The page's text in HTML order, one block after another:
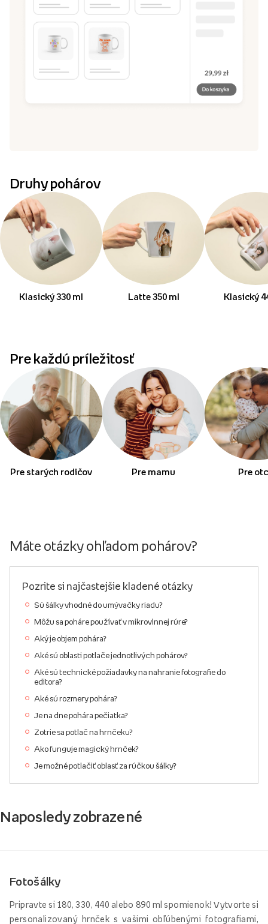
Druhy pohárov
Klasický 330 ml Latte 350 ml Klasický
Pre každú príležitosť
Pre starých rodičov Pre mamu Pre
Máte otázky ohľadom pohárov?
Pozrite si najčastejšie kladené otázky
Sú šálky vhodné do umývačky riadu?
Môžu sa poháre používať v mikrovlnnej rúre?
Aký je objem pohára?
Aké sú oblasti potlače jednotlivých pohárov?
Aké sú technické požiadavky na nahranie fotografie do
editora?
Aké sú rozmery pohára?
Je na dne pohára pečiatka?
Zotrie sa potlač na hrnčeku?
Ako funguje magický hrnček?
Je možné potlačiť oblasť za rúčkou šálky?
Naposledy zobrazené
Fotošálky
Pripravte si 180, 330, 440 alebo 890 ml spomienok! Vytvorte si
personalizovaný hrnček s vašimi obľúbenými fotografiami,